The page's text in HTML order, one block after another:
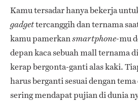
Kamu tersadar hanya bekerja
gadgettercanggih dan ternama
kamu pamerkansmartphone-mu
depan kaca sebuah mall ternama
kerap bergonta-ganti alas kaki.
harus berganti sesuai dengan
sering mendapat pujian di dunia